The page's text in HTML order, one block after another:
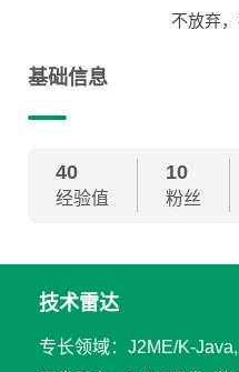
不放弃，
基础信息
40
经验值
10
粉丝
技术雷达
专长领域：J2ME/K-Java,